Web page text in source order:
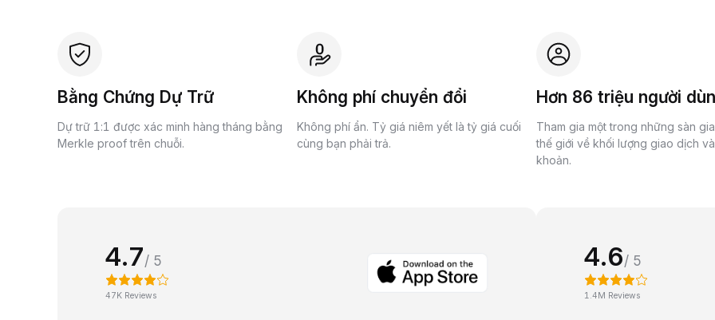
Bằng Chứng Dự Trữ
Dự trữ 1:1 được xác minh hàng tháng bằng
Merkle proof trên chuỗi.
Không phí chuyển đổi
Không phí ẩn. Tỷ giá niêm yết là tỷ giá cuối
cùng bạn phải trả.
Hơn 86 triệu người
Tham gia một trong những sàn
thế giới về khối lượng giao dịch
khoản.
4.7/ 5
47K Reviews
4.6/ 5
1.4M Reviews